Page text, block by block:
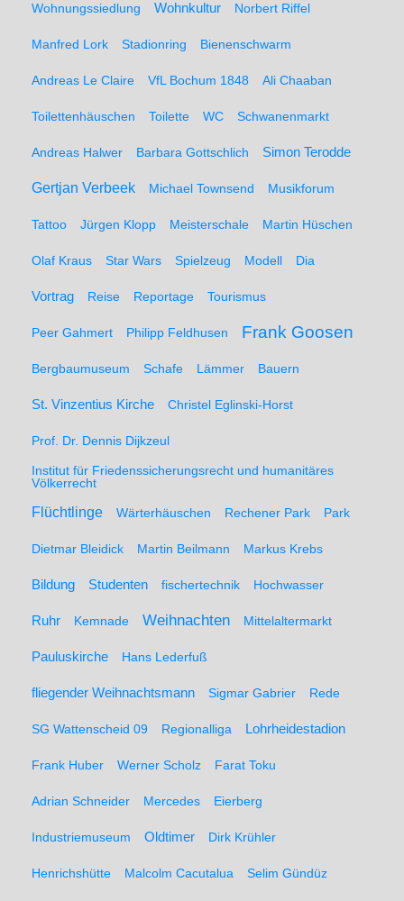
Wohnungssiedlung Wohnkultur Norbert Riffel
Manfred Lork Stadionring Bienenschwarm
Andreas Le Claire VfL Bochum 1848 Ali Chaaban
Toilettenhäuschen Toilette WC Schwanenmarkt
Andreas Halwer Barbara Gottschlich Simon Terodde
Gertjan Verbeek Michael Townsend Musikforum
Tattoo Jürgen Klopp Meisterschale Martin Hüschen
Olaf Kraus Star Wars Spielzeug Modell Dia
Vortrag Reise Reportage Tourismus
Peer Gahmert Philipp Feldhusen Frank Goosen
Bergbaumuseum Schafe Lämmer Bauern
St. Vinzentius Kirche Christel Eglinski-Horst
Prof. Dr. Dennis Dijkzeul
Institut für Friedenssicherungsrecht und humanitäres
Völkerrecht
Flüchtlinge Wärterhäuschen Rechener Park Park
Dietmar Bleidick Martin Beilmann Markus Krebs
Bildung Studenten fischertechnik Hochwasser
Ruhr Kemnade Weihnachten Mittelaltermarkt
Pauluskirche Hans Lederfuß
fliegender Weihnachtsmann Sigmar Gabrier Rede
SG Wattenscheid 09 Regionalliga Lohrheidestadion
Frank Huber Werner Scholz Farat Toku
Adrian Schneider Mercedes Eierberg
Industriemuseum Oldtimer Dirk Krühler
Henrichshütte Malcolm Cacutalua Selim Gündüz